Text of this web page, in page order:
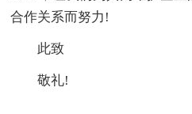
合作关系而努力!
此致
敬礼!